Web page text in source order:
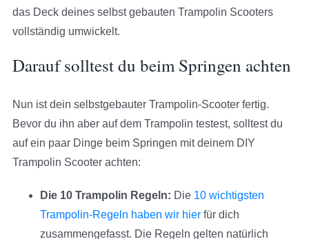
das Deck deines selbst gebauten Trampolin Scooters
vollständig umwickelt.
Darauf solltest du beim Springen achten
Nun ist dein selbstgebauter Trampolin-Scooter fertig.
Bevor du ihn aber auf dem Trampolin testest, solltest du
auf ein paar Dinge beim Springen mit deinem DIY
Trampolin Scooter achten:
Die 10 Trampolin Regeln: Die 10 wichtigsten
Trampolin-Regeln haben wir hierfür dich
zusammengefasst. Die Regeln gelten natürlich